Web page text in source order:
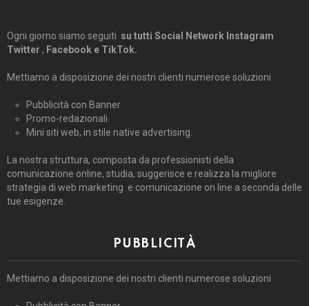
Ogni giorno siamo seguiti su tutti Social Network Instagram
Twitter , Facebook e TikTok.
Mettiamo a disposizione dei nostri clienti numerose soluzioni
Pubblicità con Banner
Promo-redazionali
Mini siti web, in stile native advertising.
La nostra struttura, composta da professionisti della
comunicazione online, studia, suggerisce e realizza la migliore
strategia di web marketing e comunicazione on line a seconda delle
tue esigenze.
PUBBLICITÀ
Mettiamo a disposizione dei nostri clienti numerose soluzioni